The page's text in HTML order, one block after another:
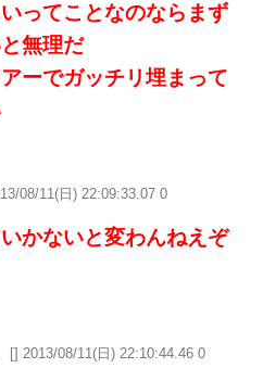
ってことなのならまず
無理だ
ーでガッチリ埋まって
08/11(日) 22:09:33.07 0
かないと変わんねえぞ
[] 2013/08/11(日) 22:10:44.46 0